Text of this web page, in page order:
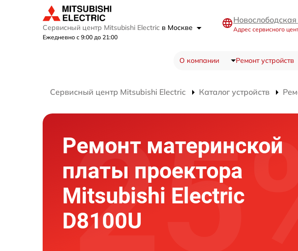
Сервисный центр Mitsubishi Electric в Москве
Ежедневно с 9:00 до 21:00
Адрес сервисного
О компании Ремонт устройств
Сервисный центр Mitsubishi Electric Каталог устройств
Ремонт материнской
платы проектора
Mitsubishi Electric
D8100U